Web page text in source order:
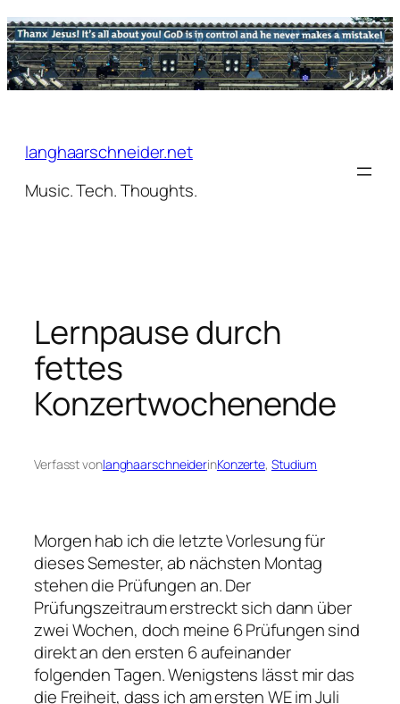
Zum
Inhalt
springen
langhaarschneider.net
Music. Tech. Thoughts.
Lernpause durch
fettes
Konzertwochenende
Verfasst vonlanghaarschneiderinKonzerte, Studium
Morgen hab ich die letzte Vorlesung für
dieses Semester, ab nächsten Montag
stehen die Prüfungen an. Der
Prüfungszeitraum erstreckt sich dann über
zwei Wochen, doch meine 6 Prüfungen sind
direkt an den ersten 6 aufeinander
folgenden Tagen. Wenigstens lässt mir das
die Freiheit, dass ich am ersten WE im Juli